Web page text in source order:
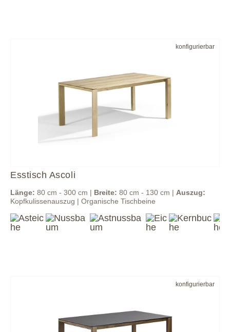
konfigurierbar
Esstisch Ascoli
Länge: 80 cm - 300 cm | Breite: 80 cm - 130 cm | Auszug:
Kopfkulissenauszug | Organische Tischbeine
konfigurierbar